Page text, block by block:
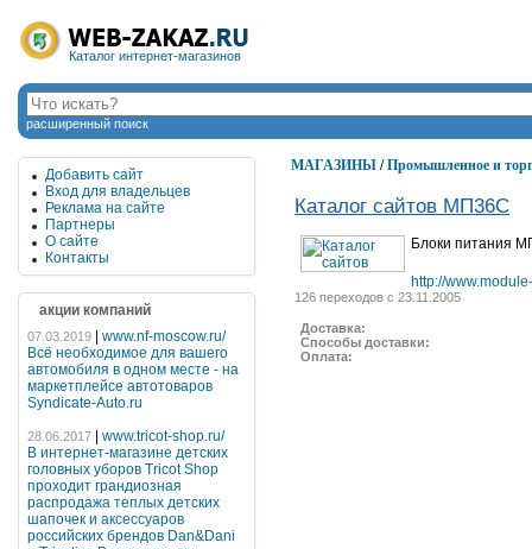
Каталог интернет-магазинов
расширенный поиск
Добавить сайт
Вход для владельцев
Реклама на сайте
Партнеры
О сайте
Контакты
акции компаний
07.03.2019
www.nf-moscow.ru/
Всё необходимое для вашего
автомобиля в одном месте - на
маркетплейсе автотоваров
Syndicate-Auto.ru
28.06.2017
www.tricot-shop.ru/
В интернет-магазине детских
головных уборов Tricot Shop
проходит грандиозная
распродажа теплых детских
шапочек и аксессуаров
российских брендов Dan&Dani
МАГАЗИНЫ /Промышленное и
Каталог сайтов МП36С
Блоки питания
http://
126 переходов с 23.11.2005
Доставка:
Способы доставки:
Оплата: